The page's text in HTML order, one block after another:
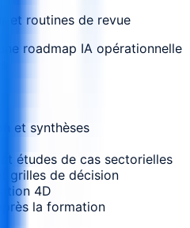
et routines de revue
roadmap IA opérationnelle
et synthèses
études de cas sectorielles
grilles de décision
4D
la formation